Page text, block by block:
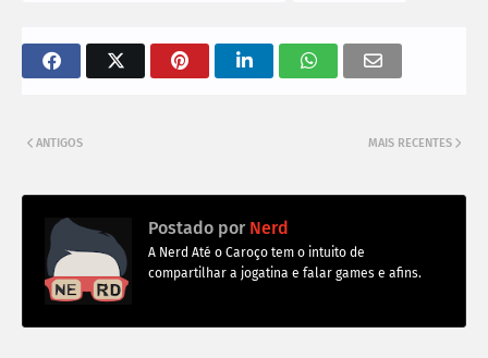
MAIS RECENTES
ANTIGOS
Postado por Nerd
A Nerd Até o Caroço tem o intuito de
compartilhar a jogatina e falar games e afins.